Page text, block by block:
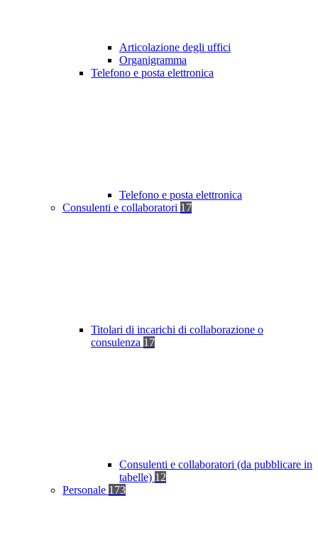
Articolazione degli uffici
Organigramma
Telefono e posta elettronica
Telefono e posta elettronica
Consulenti e collaboratori 17
Titolari di incarichi di collaborazione o
consulenza 17
Consulenti e collaboratori (da pubblicare in
tabelle) 12
Personale 173